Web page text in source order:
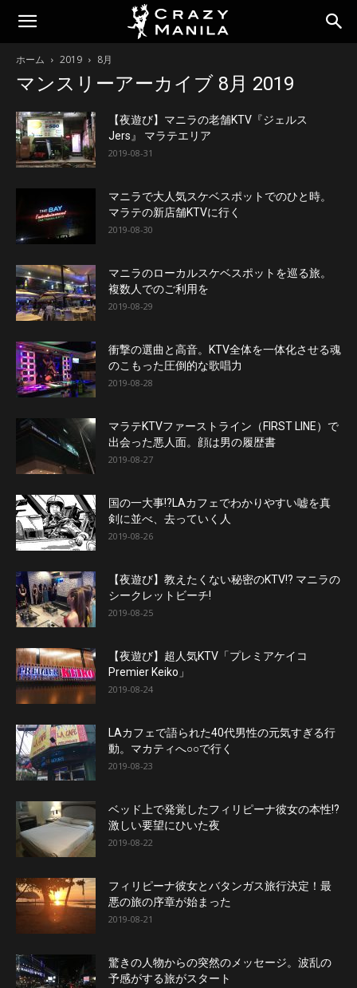
ホーム 2019 8月
マンスリーアーカイブ 8月 2019
【夜遊び】マニラの老舗KTV『ジェルス
Jers』 マラテエリア
2019-08-31
マニラで大人気スケベスポットでのひと時。
マラテの新店舗KTVに行く
2019-08-30
マニラのローカルスケベスポットを巡る旅。
複数人でのご利用を
2019-08-29
衝撃の選曲と高音。KTV全体を一体化させる魂
のこもった圧倒的な歌唱力
2019-08-28
マラテKTVファーストライン（FIRST LINE）で
出会った悪人面。顔は男の履歴書
2019-08-27
国の一大事!?LAカフェでわかりやすい嘘を真
剣に並べ、去っていく人
2019-08-26
【夜遊び】教えたくない秘密のKTV!? マニラの
シークレットビーチ!
2019-08-25
【夜遊び】超人気KTV「プレミアケイコ
Premier Keiko」
2019-08-24
LAカフェで語られた40代男性の元気すぎる行
動。マカティへ○○で行く
2019-08-23
ベッド上で発覚したフィリピーナ彼女の本性!?
激しい要望にひいた夜
2019-08-22
フィリピーナ彼女とバタンガス旅行決定！最
悪の旅の序章が始まった
2019-08-21
驚きの人物からの突然のメッセージ。波乱の
予感がする旅がスタート